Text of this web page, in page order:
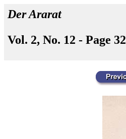
Der Ararat
Vol. 2, No. 12 - Page